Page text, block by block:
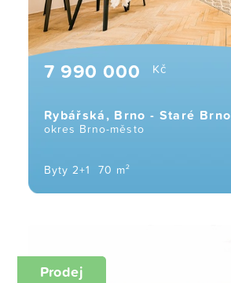
7 990 000 Kč
Rybářská, Brno - Staré Brno
okres Brno-město
Byty 2+1 70 m²
Prodej